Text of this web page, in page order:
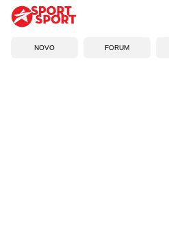
NOVO FORUM